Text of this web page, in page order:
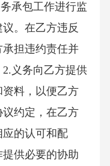
承包工作进行监
。在乙方违反
担违约责任并
义务向乙方提供
料，以便乙方
约定，在乙方
的认可和配
供必要的协助